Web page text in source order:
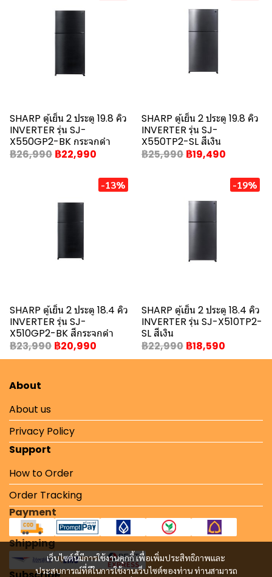
SHARP ตู้เย็น 2 ประตู 19.8 คิว
INVERTER รุ่น SJ-
X550GP2-BK กระจกดำ
฿26,990 ฿22,990
SHARP ตู้เย็น 2 ประตู 19.8 คิว
INVERTER รุ่น SJ-
X550TP2-SL สีเงิน
฿25,990 ฿19,490
-13%
SHARP ตู้เย็น 2 ประตู 18.4 คิว
INVERTER รุ่น SJ-
X510GP2-BK สีกระจกดำ
฿23,990 ฿20,990
-19%
SHARP ตู้เย็น 2 ประตู 18.4 คิว
INVERTER รุ่น SJ-X510TP2-
SL สีเงิน
฿22,990 ฿18,590
เว็บไซต์นี้มีการใช้งานคุกกี้ เพื่อเพิ่มประสิทธิภาพและ
ประสบการณ์ที่ดีในการใช้งานเว็บไซต์ของท่าน ท่านสามารถ
About
About us
Privacy Policy
Support
How to Order
Order Tracking
Payment
Shipping